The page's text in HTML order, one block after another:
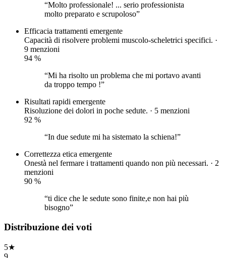
“Molto professionale! ... serio professionista
molto preparato e scrupoloso”
Efficacia trattamenti emergente
Capacità di risolvere problemi muscolo-scheletrici specifici. ·
9 menzioni
94 %
“Mi ha risolto un problema che mi portavo avanti
da troppo tempo !”
Risultati rapidi emergente
Risoluzione dei dolori in poche sedute. · 5 menzioni
92 %
“In due sedute mi ha sistemato la schiena!”
Correttezza etica emergente
Onestà nel fermare i trattamenti quando non più necessari. · 2
menzioni
90 %
“ti dice che le sedute sono finite,e non hai più
bisogno”
Distribuzione dei voti
5★
9